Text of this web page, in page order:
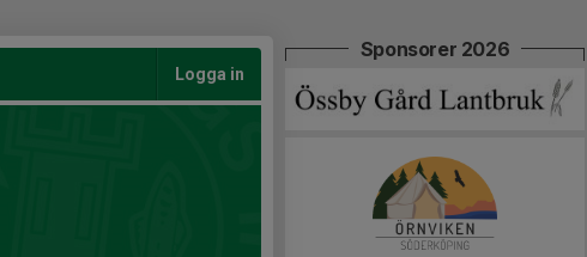
Logga in
Sponsorer 2026